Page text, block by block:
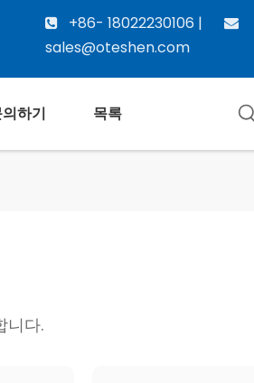
 +86- 18022230106 | 
sales@oteshen.com
하기 목록
니다.